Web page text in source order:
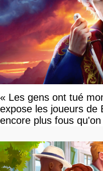
« Les gens ont tué
expose les joueurs de
encore plus fous